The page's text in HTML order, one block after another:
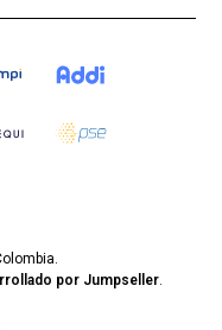
por Jumpseller